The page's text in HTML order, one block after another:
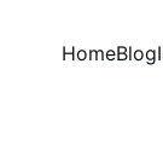
HomeBlog